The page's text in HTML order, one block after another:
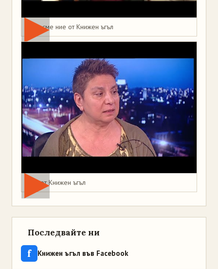
Това сме ние от Книжен ъгъл
Мая от Книжен ъгъл
Последвайте ни
f Книжен ъгъл във Facebook